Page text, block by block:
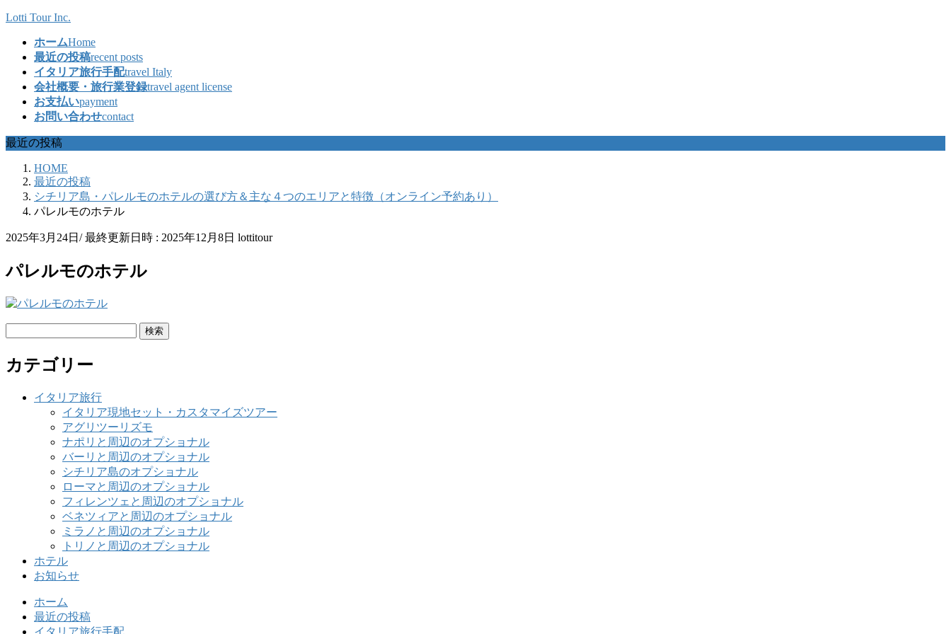
コ
ッ
プ
ナ
移
動
Lotti Tour Inc.
ホームHome
最近の投稿recent posts
イタリア旅行手配travel Italy
会社概要・旅行業登録travel agent license
お支払いpayment
お問い合わせcontact
最近の投稿
HOME
最近の投稿
シチリア島・パレルモのホテルの選び方＆主な４つのエリアと特徴（オンライン予約あり）
パレルモのホテル
2025年3月24日 / 最終更新日時 : 2025年12月8日 lottitour
パレルモのホテル
カテゴリー
イタリア旅行
イタリア現地セット・カスタマイズツアー
アグリツーリズモ
ナポリと周辺のオプショナル
バーリと周辺のオプショナル
シチリア島のオプショナル
ローマと周辺のオプショナル
フィレンツェと周辺のオプショナル
ベネツィアと周辺のオプショナル
ミラノと周辺のオプショナル
トリノと周辺のオプショナル
ホテル
お知らせ
ホーム
最近の投稿
イタリア旅行手配